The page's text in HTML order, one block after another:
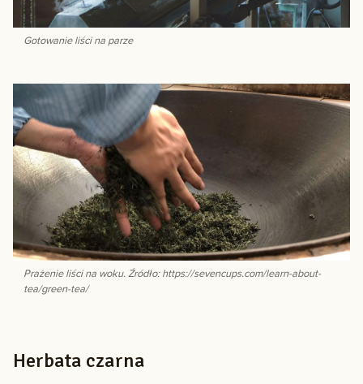
Gotowanie liści na parze
Prażenie liści na woku. Źródło: https://sevencups.com/learn-about-
tea/green-tea/
Herbata czarna